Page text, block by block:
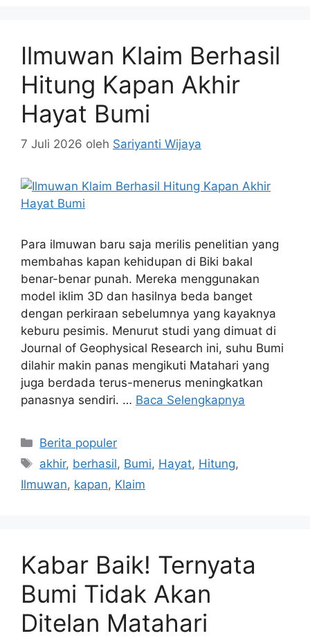
Ilmuwan Klaim Berhasil
Hitung Kapan Akhir
Hayat Bumi
7 Juli 2026 oleh Sariyanti Wijaya
Para ilmuwan baru saja merilis penelitian yang
membahas kapan kehidupan di Biki bakal
benar-benar punah. Mereka menggunakan
model iklim 3D dan hasilnya beda banget
dengan perkiraan sebelumnya yang kayaknya
keburu pesimis. Menurut studi yang dimuat di
Journal of Geophysical Research ini, suhu Bumi
dilahir makin panas mengikuti Matahari yang
juga berdada terus-menerus meningkatkan
panasnya sendiri. … Baca Selengkapnya
Kategori
Berita populer
Tag
akhir, berhasil, Bumi, Hayat, Hitung,
Ilmuwan, kapan, Klaim
Kabar Baik! Ternyata
Bumi Tidak Akan
Ditelan Matahari